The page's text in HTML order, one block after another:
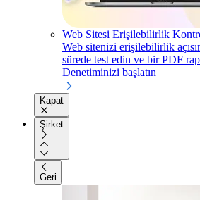
Web Sitesi Erişilebilirlik
Web sitenizi erişilebilirlik
sürede test edin ve bir PDF
Denetiminizi başlatın
Kapat
Şirket
Geri